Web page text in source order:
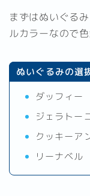
まずはぬいぐる
ルカラーなので
ぬいぐるみの選
ダッフィー
ジェラトー
クッキーア
リーナベル